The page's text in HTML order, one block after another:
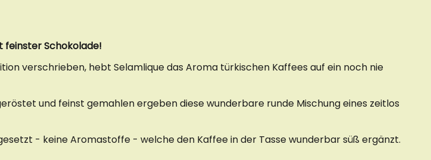
feinster Schokolade!
verschrieben, hebt Selamlique das Aroma türkischen Kaffees auf ein noch nie
und feinst gemahlen ergeben diese wunderbare runde Mischung eines zeitlos
- keine Aromastoffe - welche den Kaffee in der Tasse wunderbar süß ergänzt.